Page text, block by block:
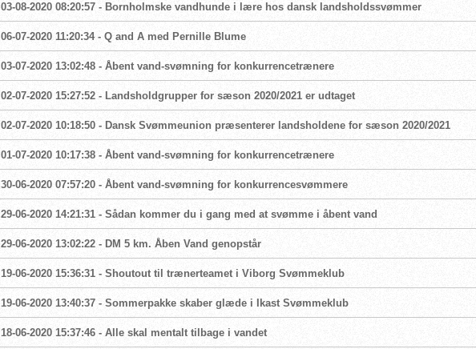
03-08-2020 08:20:57 - Bornholmske vandhunde i lære hos dansk landsholdssvømmer
06-07-2020 11:20:34 - Q and A med Pernille Blume
03-07-2020 13:02:48 - Åbent vand-svømning for konkurrencetrænere
02-07-2020 15:27:52 - Landsholdgrupper for sæson 2020/2021 er udtaget
02-07-2020 10:18:50 - Dansk Svømmeunion præsenterer landsholdene for sæson 2020/2021
01-07-2020 10:17:38 - Åbent vand-svømning for konkurrencetrænere
30-06-2020 07:57:20 - Åbent vand-svømning for konkurrencesvømmere
29-06-2020 14:21:31 - Sådan kommer du i gang med at svømme i åbent vand
29-06-2020 13:02:22 - DM 5 km. Åben Vand genopstår
19-06-2020 15:36:31 - Shoutout til trænerteamet i Viborg Svømmeklub
19-06-2020 13:40:37 - Sommerpakke skaber glæde i Ikast Svømmeklub
18-06-2020 15:37:46 - Alle skal mentalt tilbage i vandet